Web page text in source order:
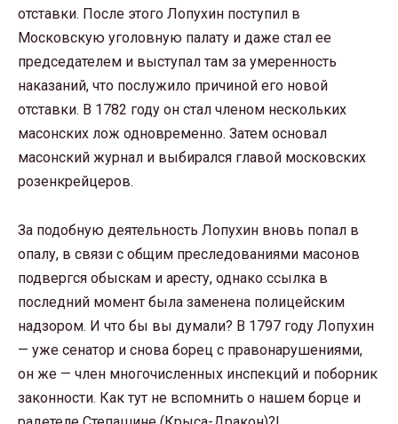
отставки. После этого Лопухин поступил в
Московскую уголовную палату и даже стал ее
председателем и выступал там за умеренность
наказаний, что послужило причиной его новой
отставки. В 1782 году он стал членом нескольких
масонских лож одновременно. Затем основал
масонский журнал и выбирался главой московских
розенкрейцеров.
За подобную деятельность Лопухин вновь попал в
опалу, в связи с общим преследованиями масонов
подвергся обыскам и аресту, однако ссылка в
последний момент была заменена полицейским
надзором. И что бы вы думали? В 1797 году Лопухин
— уже сенатор и снова борец с правонарушениями,
он же — член многочисленных инспекций и поборник
законности. Как тут не вспомнить о нашем борце и